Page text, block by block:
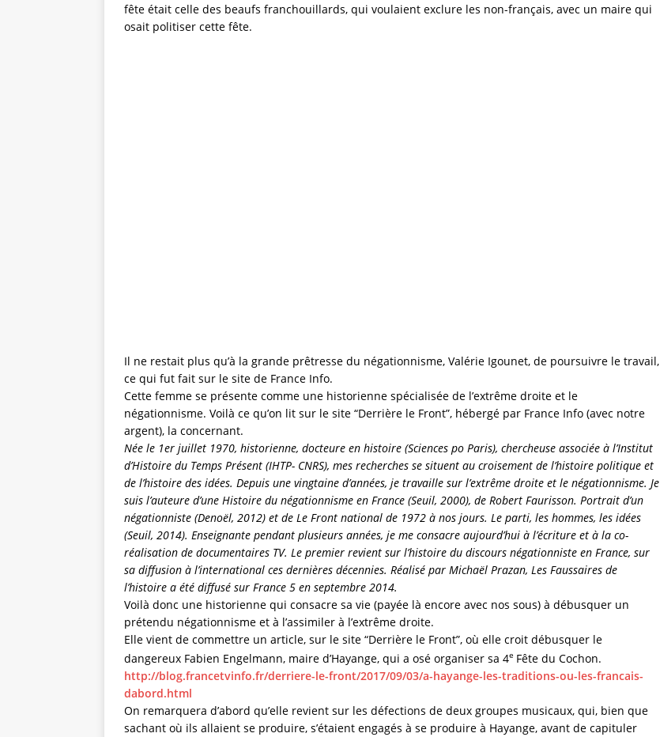
fête était celle des beaufs franchouillards, qui voulaient exclure les non-français, avec un maire qui
osait politiser cette fête.
Il ne restait plus qu’à la grande prêtresse du négationnisme, Valérie Igounet, de poursuivre le travail,
ce qui fut fait sur le site de France Info.
Cette femme se présente comme une historienne spécialisée de l’extrême droite et le
négationnisme. Voilà ce qu’on lit sur le site “Derrière le Front”, hébergé par France Info (avec notre
argent), la concernant.
Née le 1er juillet 1970, historienne, docteure en histoire (Sciences po Paris), chercheuse associée à l’Institut
d’Histoire du Temps Présent (IHTP- CNRS), mes recherches se situent au croisement de l’histoire politique et
de l’histoire des idées. Depuis une vingtaine d’années, je travaille sur l’extrême droite et le négationnisme. Je
suis l’auteure d’une Histoire du négationnisme en France (Seuil, 2000), de Robert Faurisson. Portrait d’un
négationniste (Denoël, 2012) et de Le Front national de 1972 à nos jours. Le parti, les hommes, les idées
(Seuil, 2014). Enseignante pendant plusieurs années, je me consacre aujourd’hui à l’écriture et à la co-
réalisation de documentaires TV. Le premier revient sur l’histoire du discours négationniste en France, sur
sa diffusion à l’international ces dernières décennies. Réalisé par Michaël Prazan, Les Faussaires de
l’histoire a été diffusé sur France 5 en septembre 2014.
Voilà donc une historienne qui consacre sa vie (payée là encore avec nos sous) à débusquer un
prétendu négationnisme et à l’assimiler à l’extrême droite.
Elle vient de commettre un article, sur le site “Derrière le Front”, où elle croit débusquer le
dangereux Fabien Engelmann, maire d’Hayange, qui a osé organiser sa 4e Fête du Cochon.
http://blog.francetvinfo.fr/derriere-le-front/2017/09/03/a-hayange-les-traditions-ou-les-francais-
dabord.html
On remarquera d’abord qu’elle revient sur les défections de deux groupes musicaux, qui, bien que
sachant où ils allaient se produire, s’étaient engagés à se produire à Hayange, avant de capituler